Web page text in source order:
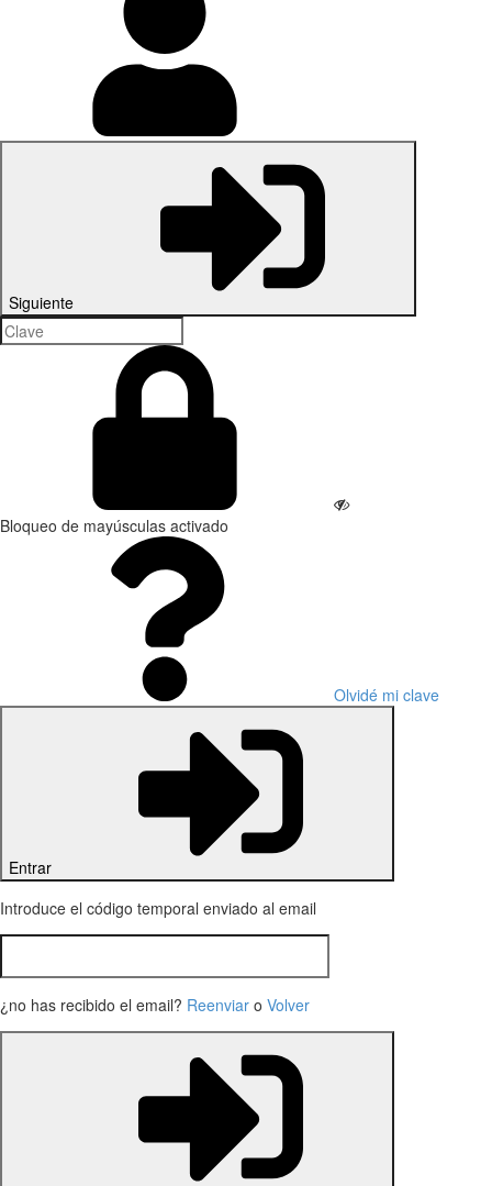
Siguiente
Bloqueo de mayúsculas activado
Olvidé mi clave
Entrar
Introduce el código temporal enviado al email
¿no has recibido el email? Reenviar o Volver